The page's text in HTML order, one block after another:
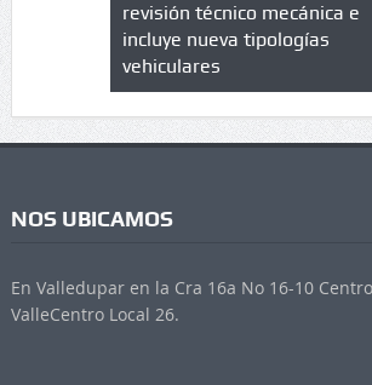
en
revisión técnico mecánica e
incluye nueva tipologías
vehiculares
NOS UBICAMOS
En Valledupar en la Cra 16a No 16-10
ValleCentro Local 26.